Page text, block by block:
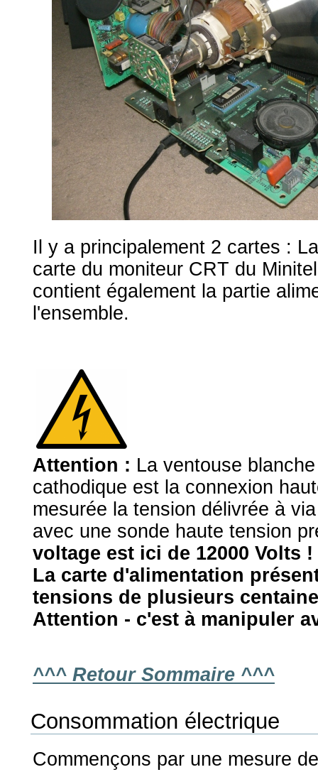
Il y a principalement 2 cartes :
carte du moniteur CRT du
contient également la partie
l'ensemble.
Attention : La ventouse
cathodique est la connexion
mesurée la tension délivrée à
avec une sonde haute tension
voltage est ici de 12000 Volts !
La carte d'alimentation
tensions de plusieurs
Attention - c'est à manipuler
^^^ Retour Sommaire ^^^
Consommation électrique
Commençons par une mesure